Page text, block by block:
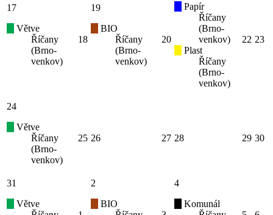
17
Větve
Říčany
(Brno-
venkov)
18
19
BIO
Říčany
(Brno-
venkov)
20
Papír
Říčany
(Brno-
venkov)
Plast
Říčany
(Brno-
venkov)
22 23
24
Větve
Říčany
(Brno-
venkov)
25 26 27 28 29 30
31
Větve
2
BIO
4
Komunál